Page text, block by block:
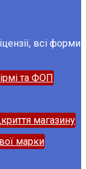
всі форми
та ФОП
магазину
марки